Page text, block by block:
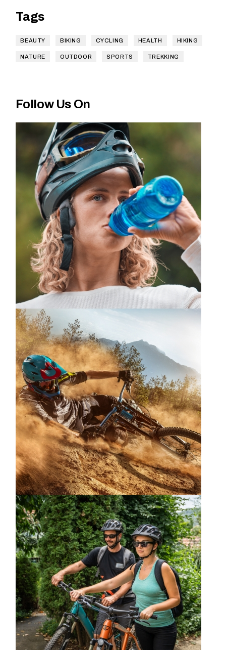
Tags
BEAUTY BIKING CYCLING HEALTH HIKING
NATURE OUTDOOR SPORTS TREKKING
Follow Us On